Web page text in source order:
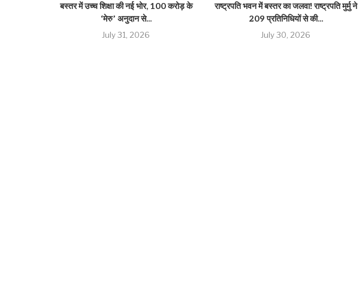
बस्तर में उच्च शिक्षा की नई भोर, 100 करोड़ के
‘मेरु’ अनुदान से...
July 31, 2026
राष्ट्रपति भवन में बस्तर का जलवा! राष्ट्रपति मुर्मु ने
209 प्रतिनिधियों से की...
July 30, 2026